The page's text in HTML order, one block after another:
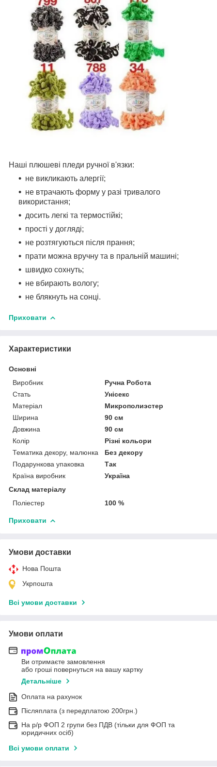
Наші плюшеві пледи ручної в'язки:
не викликають алергії;
не втрачають форму у разі тривалого
використання;
досить легкі та термостійкі;
прості у догляді;
не розтягуються після прання;
прати можна вручну та в пральній машині;
швидко сохнуть;
не вбирають вологу;
не блякнуть на сонці.
Приховати
Характеристики
Основні
Виробник
Ручна Робота
Стать
Унісекс
Матеріал
Микрополиэстер
Ширина
90 см
Довжина
90 см
Колір
Різні кольори
Тематика декору, малюнка
Без декору
Подарункова упаковка
Так
Країна виробник
Україна
Склад матеріалу
Поліестер
100 %
Приховати
Умови доставки
Нова Пошта
Укрпошта
Всі умови доставки
Умови оплати
Ви отримаєте замовлення
або гроші повернуться на вашу картку
Детальніше
Оплата на рахунок
Післяплата (з передплатою 200грн.)
На р/р ФОП 2 групи без ПДВ (тільки для ФОП та
юридичних осіб)
Всі умови оплати